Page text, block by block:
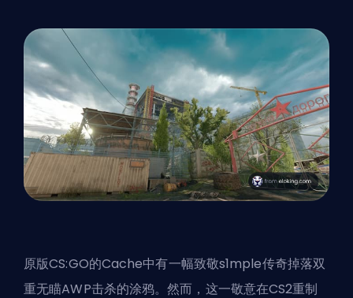
原版CS:GO的Cache中有一幅致敬s1mple传奇掉落双
重无瞄AWP击杀的涂鸦。然而，这一敬意在CS2重制